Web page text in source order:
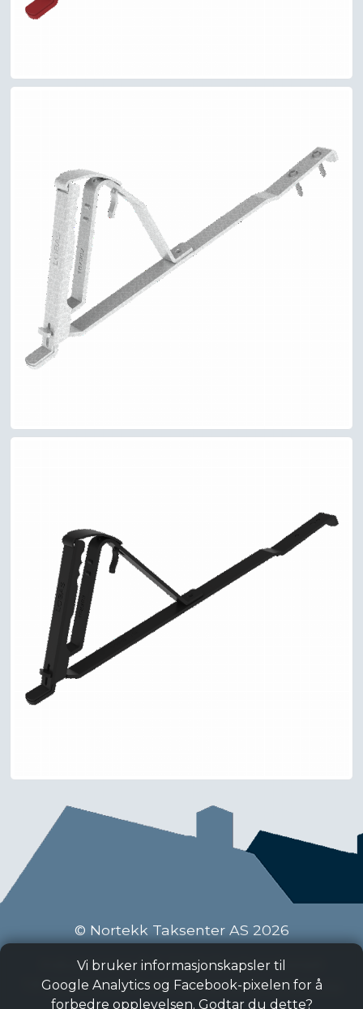
© Nortekk Taksenter AS 2026
Industriveien 9 C, 2020 Skedsmokorset
Tlf:63 87 15 50, Epost:taksenter@nortekk.no
Vi bruker informasjonskapsler til
Google Analytics og Facebook-pixelen for å
forbedre opplevelsen. Godtar du dette?